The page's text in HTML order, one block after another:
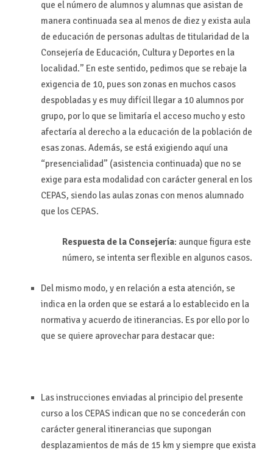
que el número de alumnos y alumnas que asistan de
manera continuada sea al menos de diez y exista aula
de educación de personas adultas de titularidad de la
Consejería de Educación, Cultura y Deportes en la
localidad.” En este sentido, pedimos que se rebaje la
exigencia de 10, pues son zonas en muchos casos
despobladas y es muy difícil llegar a 10 alumnos por
grupo, por lo que se limitaría el acceso mucho y esto
afectaría al derecho a la educación de la población de
esas zonas. Además, se está exigiendo aquí una
“presencialidad” (asistencia continuada) que no se
exige para esta modalidad con carácter general en los
CEPAS, siendo las aulas zonas con menos alumnado
que los CEPAS.
Respuesta de la Consejería: aunque figura este
número, se intenta ser flexible en algunos casos.
Del mismo modo, y en relación a esta atención, se
indica en la orden que se estará a lo establecido en la
normativa y acuerdo de itinerancias. Es por ello por lo
que se quiere aprovechar para destacar que:
Las instrucciones enviadas al principio del presente
curso a los CEPAS indican que no se concederán con
carácter general itinerancias que supongan
desplazamientos de más de 15 km y siempre que exista